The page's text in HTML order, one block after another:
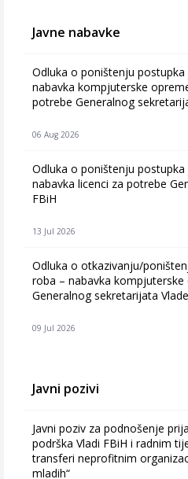
Javne nabavke
Odluka o poništenju
nabavka kompjuterske
potrebe Generalnog
06 Aug 2026
Odluka o poništenju
nabavka licenci za potrebe
FBiH
13 Jul 2026
Odluka o otkazivanju/
roba – nabavka
Generalnog sekretarijata
09 Jul 2026
Javni pozivi
Javni poziv za podnošenje
podrška Vladi FBiH i radnim
transferi neprofitnim
mladih“